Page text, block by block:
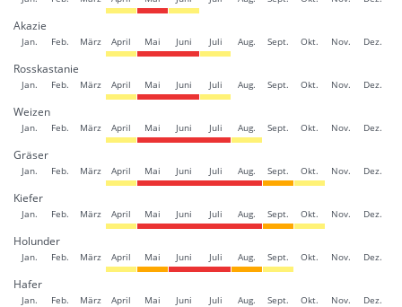
Akazie
Jan. Feb. März April Mai Juni Juli Aug. Sept. Okt. Nov. Dez.
Rosskastanie
Jan. Feb. März April Mai Juni Juli Aug. Sept. Okt. Nov. Dez.
Weizen
Jan. Feb. März April Mai Juni Juli Aug. Sept. Okt. Nov. Dez.
Gräser
Jan. Feb. März April Mai Juni Juli Aug. Sept. Okt. Nov. Dez.
Kiefer
Jan. Feb. März April Mai Juni Juli Aug. Sept. Okt. Nov. Dez.
Holunder
Jan. Feb. März April Mai Juni Juli Aug. Sept. Okt. Nov. Dez.
Hafer
Jan. Feb. März April Mai Juni Juli Aug. Sept. Okt. Nov. Dez.